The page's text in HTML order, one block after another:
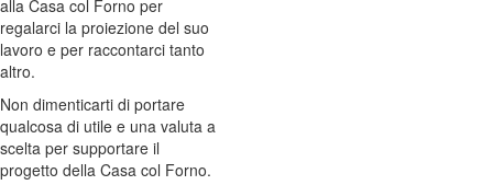
alla Casa col Forno per
regalarci la proiezione del suo
lavoro e per raccontarci tanto
altro.
Non dimenticarti di portare
qualcosa di utile e una valuta a
scelta per supportare il
progetto della Casa col Forno.